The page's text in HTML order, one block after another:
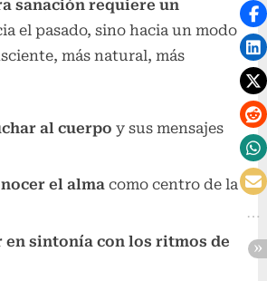
sanación requiere un
el pasado, sino hacia un modo
más natural, más
al cuerpo y sus mensajes
el alma como centro de la
sintonía con los ritmos de